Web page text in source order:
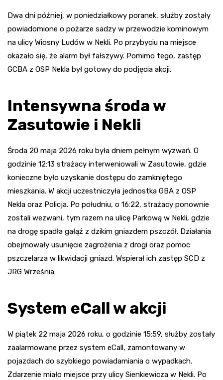
Dwa dni później, w poniedziałkowy poranek, służby zostały
powiadomione o pożarze sadzy w przewodzie kominowym
na ulicy Wiosny Ludów w Nekli. Po przybyciu na miejsce
okazało się, że alarm był fałszywy. Pomimo tego, zastęp
GCBA z OSP Nekla był gotowy do podjęcia akcji.
Intensywna środa w
Zasutowie i Nekli
Środa 20 maja 2026 roku była dniem pełnym wyzwań. O
godzinie 12:13 strażacy interweniowali w Zasutowie, gdzie
konieczne było uzyskanie dostępu do zamkniętego
mieszkania. W akcji uczestniczyła jednostka GBA z OSP
Nekla oraz Policja. Po południu, o 16:22, strażacy ponownie
zostali wezwani, tym razem na ulicę Parkową w Nekli, gdzie
na drogę spadła gałąź z dzikim gniazdem pszczół. Działania
obejmowały usunięcie zagrożenia z drogi oraz pomoc
pszczelarza w likwidacji gniazd. Wspierał ich zastęp SCD z
JRG Września.
System eCall w akcji
W piątek 22 maja 2026 roku, o godzinie 15:59, służby zostały
zaalarmowane przez system eCall, zamontowany w
pojazdach do szybkiego powiadamiania o wypadkach.
Zdarzenie miało miejsce przy ulicy Sienkiewicza w Nekli. Po